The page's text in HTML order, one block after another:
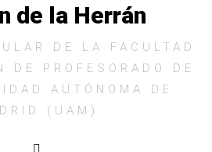
de la Herrán
DE LA FACULTAD
DE PROFESORADO DE
AUTÓNOMA DE
(UAM)